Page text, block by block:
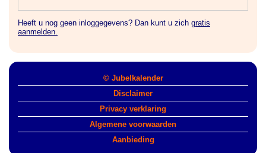
Heeft u nog geen inloggegevens? Dan kunt u zich gratis
aanmelden.
© Jubelkalender
Disclaimer
Privacy verklaring
Algemene voorwaarden
Aanbieding